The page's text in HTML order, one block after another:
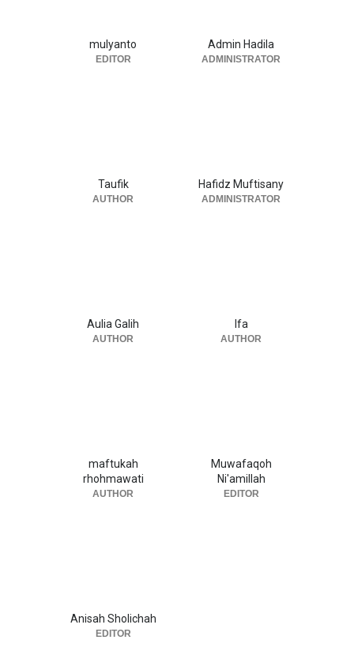
mulyanto
EDITOR
Admin Hadila
ADMINISTRATOR
Taufik
AUTHOR
Hafidz Muftisany
ADMINISTRATOR
Aulia Galih
AUTHOR
Ifa
AUTHOR
maftukah
rhohmawati
AUTHOR
Muwafaqoh
Ni'amillah
EDITOR
Anisah Sholichah
EDITOR